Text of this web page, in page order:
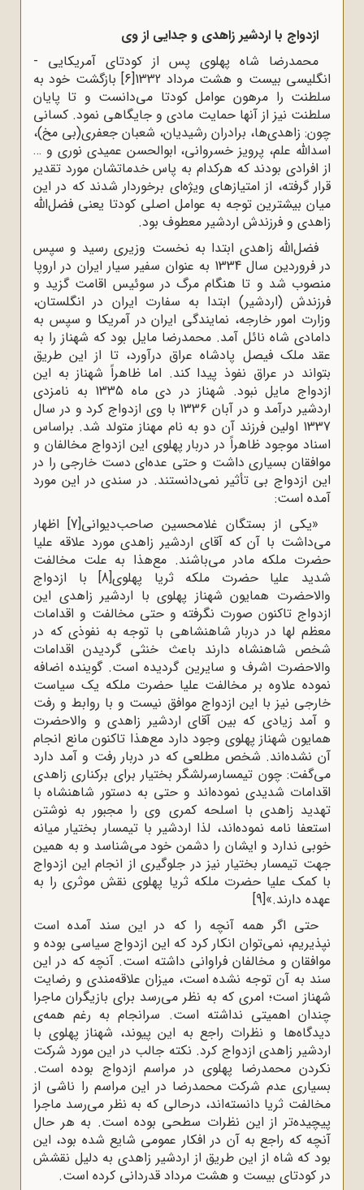
ازدواج با اردشیر زاهدی و جدایی از وی
محمدرضا شاه پهلوی پس از کودتای آمریکایی -
انگلیسی بیست و هشت مرداد 1332
[6] بازگشت خود به
سلطنت را مرهون عوامل کودتا می‌دانست و تا پایان
سلطنت نیز از آنها حمایت مادی و جایگاهی نمود. کسانی
چون: زاهدی‌ها، برادران رشیدیان، شعبان جعفری(بی مخ)،
اسدالله علم، پرویز خسروانی، ابوالحسن عمیدی نوری و …
از افرادی بودند که هرکدام به پاس خدماتشان مورد تقدیر
قرار گرفته، از امتیاز‌‌های ویژه‌ای برخوردار شدند که در این
میان بیشترین توجه به عوامل اصلی کودتا یعنی فضل‌الله
زاهدی و فرزندش اردشیر معطوف بود.
فضل‌الله زاهدی ابتدا به نخست وزیری رسید و سپس
در فروردین سال 1334 به عنوان سفیر سیار ایران در اروپا
منصوب شد و تا هنگام مرگ در سوئیس اقامت گزید و
فرزندش (اردشیر) ابتدا به سفارت ایران در انگلستان،
وزارت امور خارجه، نمایندگی ایران در آمریکا و سپس به
دامادی شاه نائل آمد. محمدرضا مایل بود که شهناز را به
عقد ملک فیصل پادشاه عراق درآورد، تا از این طریق
بتواند در عراق نفوذ پیدا کند. اما ظاهراً شهناز به این
ازدواج مایل نبود. شهناز در دی ماه 1335 به نامزدی
اردشیر درآمد و در آبان 1336 با وی ازدواج کرد و در سال
1337 اولین فرزند آن دو به نام مهناز متولد شد. براساس
اسناد موجود ظاهراً در دربار پهلوی این ازدواج مخالفان و
موافقان بسیاری داشت و حتی عده‌ای دست خارجی را در
این ازدواج بی تأثیر نمی‌دانستند. در سندی در این مورد
آمده است:
«یکی از بستگان غلامحسین صاحب‌دیوانی[7] اظهار
می‌‌داشت با آن که آقای اردشیر زاهدی مورد علاقه علیا
حضرت ملکه مادر می‌باشند. مع‌هذا به علت مخالفت
شدید علیا حضرت ملکه ثریا پهلوی[8] با ازدواج
والاحضرت همایون شهناز پهلوی با اردشیر زاهدی این
ازدواج تاکنون صورت نگرفته و حتی مخالفت و اقدامات
معظم لها در دربار شاهنشاهی با توجه به نفوذی که در
شخص شاهنشاه دارند باعث خنثی گردیدن اقدامات
والاحضرت اشرف و سایرین گردیده است. گوینده اضافه
نموده علاوه بر مخالفت علیا حضرت ملکه یک سیاست
خارجی نیز با این ازدواج موافق نیست و با روابط و رفت
و آمد زیادی که بین آقای اردشیر زاهدی و والاحضرت
همایون شهناز پهلوی وجود دارد مع‌هذا تاکنون مانع انجام
آن نشده‌اند. شخص مطلعی که در دربار رفت و آمد دارد
می‌‌گفت: چون تیمسارسرلشگر بختیار برای برکناری زاهدی
اقدامات شدیدی نموده‌اند و حتی به دستور شاهنشاه با
تهدید زاهدی با اسلحه کمری وی را مجبور به نوشتن
استعفا نامه نموده‌اند، لذا اردشیر با تیمسار بختیار میانه
خوبی ندارد و ایشان را دشمن خود می‌شناسد و به همین
جهت تیمسار بختیار نیز در جلوگیری از انجام این ازدواج
با کمک علیا حضرت ملکه ثریا پهلوی نقش موثری را به
عهده دارند.»[9]
حتی اگر همه آنچه را که در این سند آمده است
نپذیریم، نمی‌توان انکار کرد که این ازدواج سیاسی بوده و
موافقان و مخالفان فراوانی داشته است. آنچه که در این
سند به آن توجه نشده ‌است، میزان علاقه‌مندی و رضایت
شهناز است؛ امری که به نظر می‌رسد برای بازیگران ماجرا
چندان اهمیتی نداشته است. سرانجام به رغم همه‌ی
دیدگاه‌ها و نظرات راجع به این پیوند، شهناز پهلوی با
اردشیر زاهدی ازدواج کرد. نکته جالب در این مورد شرکت
نکردن محمدرضا پهلوی در مراسم ازدواج بوده است.
بسیاری عدم شرکت محمدرضا در این مراسم را ناشی از
مخالفت ثریا دانسته‌اند، درحالی که به نظر می‌رسد ماجرا
پیچیده‌تر از این نظرات سطحی بوده‌ است. به هر حال
آنچه ‌که راجع به آن در افکار عمومی شایع شده بود، این
بود که شاه از این طریق از اردشیر زاهدی به دلیل نقشش
در کودتای بیست و هشت مرداد قدردانی کرده است.